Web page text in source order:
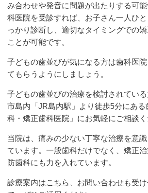
み合わせや発音に問題が出たりする可
科医院を受診すれば、お子さん一人ひ
っかり診断し、適切なタイミングでの
ことが可能です。
子どもの歯並びが気になる方は歯科医
てもらうようにしましょう。
子どもの歯並びの治療を検討されてい
市島内「JR島内駅」より徒歩5分にあ
科・矯正歯科医院」にお気軽にご相談く
当院は、痛みの少ない丁寧な治療を意
ています。一般歯科だけでなく、矯正
防歯科にも力を入れています。
診療案内はこちら お問い合わせも受